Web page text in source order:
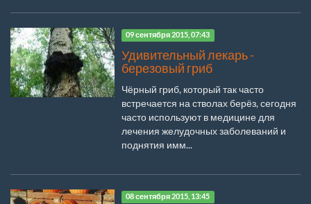
09 сентября 2015, 07:43
Удивительный лекарь -
березовый гриб
Чёрный гриб, который так часто
встречается на стволах берёз, сегодня
часто используют в медицине для
лечения желудочных заболеваний и
поднятия имм...
08 сентября 2015, 13:45